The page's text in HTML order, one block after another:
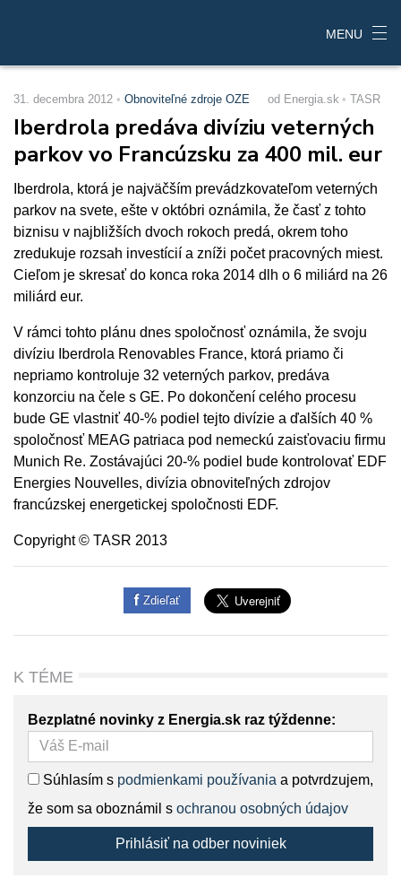
MENU
31. decembra 2012 Obnoviteľné zdroje OZE od Energia.sk TASR
Iberdrola predáva divíziu veterných
parkov vo Francúzsku za 400 mil. eur
Iberdrola, ktorá je najväčším prevádzkovateľom veterných
parkov na svete, ešte v októbri oznámila, že časť z tohto
biznisu v najbližších dvoch rokoch predá, okrem toho
zredukuje rozsah investícií a zníži počet pracovných miest.
Cieľom je skresať do konca roka 2014 dlh o 6 miliárd na 26
miliárd eur.
V rámci tohto plánu dnes spoločnosť oznámila, že svoju
divíziu Iberdrola Renovables France, ktorá priamo či
nepriamo kontroluje 32 veterných parkov, predáva
konzorciu na čele s GE. Po dokončení celého procesu
bude GE vlastniť 40-% podiel tejto divízie a ďalších 40 %
spoločnosť MEAG patriaca pod nemeckú zaisťovaciu firmu
Munich Re. Zostávajúci 20-% podiel bude kontrolovať EDF
Energies Nouvelles, divízia obnoviteľných zdrojov
francúzskej energetickej spoločnosti EDF.
Copyright © TASR 2013
Zdieľať
K TÉME
Bezplatné novinky z Energia.sk raz týždenne:
Súhlasím s podmienkami používania a potvrdzujem,
že som sa oboznámil s ochranou osobných údajov
Prihlásiť na odber noviniek